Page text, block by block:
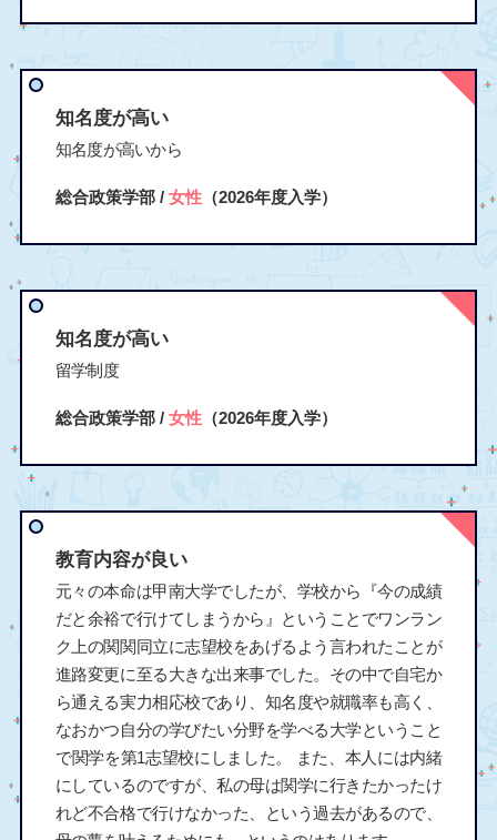
知名度が高い
知名度が高いから
総合政策学部 / 女性（2026年度入学）
知名度が高い
留学制度
総合政策学部 / 女性（2026年度入学）
教育内容が良い
元々の本命は甲南大学でしたが、学校から『今の成績
だと余裕で行けてしまうから』ということでワンラン
ク上の関関同立に志望校をあげるよう言われたことが
進路変更に至る大きな出来事でした。その中で自宅か
ら通える実力相応校であり、知名度や就職率も高く、
なおかつ自分の学びたい分野を学べる大学ということ
で関学を第1志望校にしました。 また、本人には内緒
にしているのですが、私の母は関学に行きたかったけ
れど不合格で行けなかった、という過去があるので、